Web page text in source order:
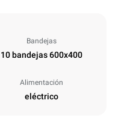
Bandejas
10 bandejas 600x400
Alimentación
eléctrico